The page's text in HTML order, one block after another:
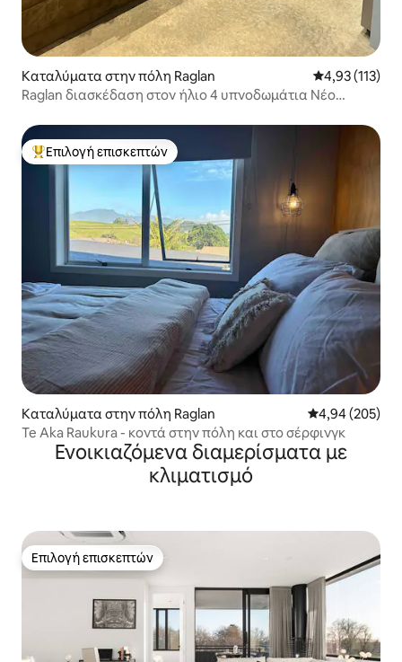
Καταλύματα στην πόλη Raglan Μέση
4,93 (113)
Raglan διασκέδαση στον ήλιο 4 υπνοδωμάτια Νέο
Κορυφαία επιλογή επισκεπτών
Επιλογή επισκεπτών
Καταλύματα στην πόλη Raglan Μέση
4,94 (205)
Te Aka Raukura - κοντά στην πόλη και στο σέρφινγκ
Ενοικιαζόμενα διαμερίσματα με
κλιματισμό
Επιλογή επισκεπτών
Επιλογή επισκεπτών